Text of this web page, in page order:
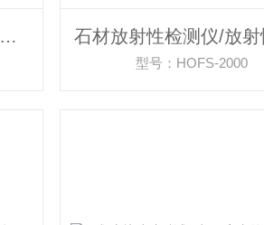
标线厚度测试仪/标线厚度测量仪/标线测厚仪
型号：HOFS-2000